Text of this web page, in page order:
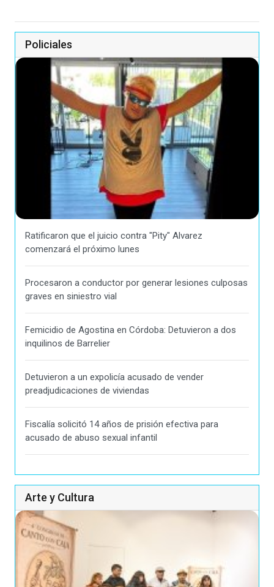
Policiales
Ratificaron que el juicio contra "Pity" Alvarez
comenzará el próximo lunes
Procesaron a conductor por generar lesiones culposas
graves en siniestro vial
Femicidio de Agostina en Córdoba: Detuvieron a dos
inquilinos de Barrelier
Detuvieron a un expolicía acusado de vender
preadjudicaciones de viviendas
Fiscalía solicitó 14 años de prisión efectiva para
acusado de abuso sexual infantil
Arte y Cultura